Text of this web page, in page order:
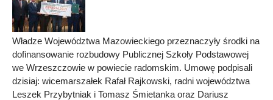
Władze Województwa Mazowieckiego przeznaczyły środki na
dofinansowanie rozbudowy Publicznej Szkoły Podstawowej
we Wrzeszczowie w powiecie radomskim. Umowę podpisali
dzisiaj: wicemarszałek Rafał Rajkowski, radni województwa
Leszek Przybytniak i Tomasz Śmietanka oraz Dariusz